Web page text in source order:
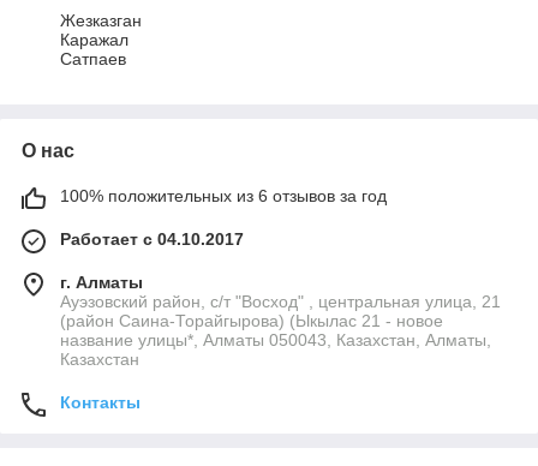
Жезказган
Каражал
Сатпаев
О нас
100% положительных из 6 отзывов за год
Работает с 04.10.2017
г. Алматы
Ауэзовский район, с/т "Восход" , центральная улица, 21
(район Саина-Торайгырова) (Ыкылас 21 - новое
название улицы*, Алматы 050043, Казахстан, Алматы,
Казахстан
Контакты